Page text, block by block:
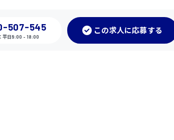
507-545
平日9:00 - 18:00
この求人に応募する